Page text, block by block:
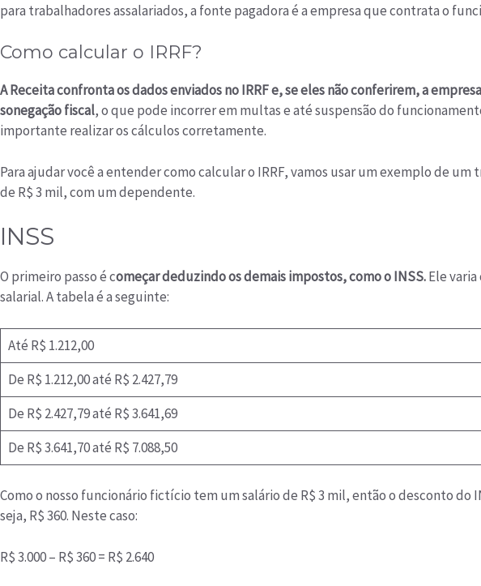
para trabalhadores assalariados, a fonte pagadora é a empresa que contrata o
Como calcular o IRRF?
A Receita confronta os dados enviados no IRRF e, se eles não conferirem, a
sonegação fiscal, o que pode incorrer em multas e até suspensão do
importante realizar os cálculos corretamente.
Para ajudar você a entender como calcular o IRRF, vamos usar um exemplo de um
de R$ 3 mil, com um dependente.
INSS
O primeiro passo é começar deduzindo os demais impostos, como o INSS.Ele
salarial. A tabela é a seguinte:
Até R$ 1.212,00
De R$ 1.212,00 até R$ 2.427,79
De R$ 2.427,79 até R$ 3.641,69
De R$ 3.641,70 até R$ 7.088,50
Como o nosso funcionário fictício tem um salário de R$ 3 mil, então o desconto do
seja, R$ 360. Neste caso:
R$ 3.000 – R$ 360 = R$ 2.640